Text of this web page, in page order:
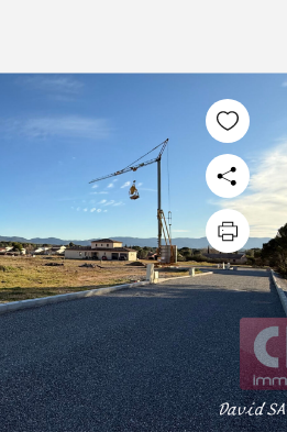
D'EXPÉRIENCE
IMMO